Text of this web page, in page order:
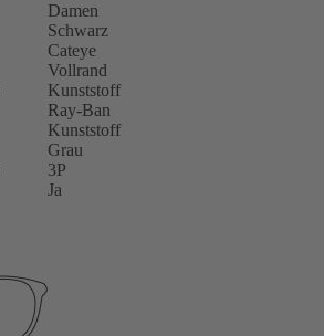
Damen
Schwarz
Cateye
Vollrand
Kunststoff
Ray-Ban
Kunststoff
Grau
3P
Ja